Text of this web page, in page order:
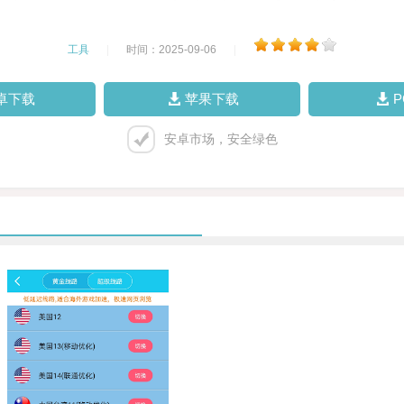
工具 时间：2025-09-06
下载 苹果下载
安卓市场，安全绿色